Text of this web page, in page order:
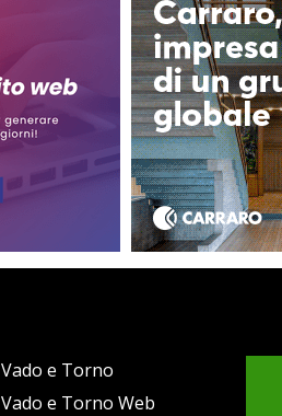
Vado e Torno
Vado e Torno Web